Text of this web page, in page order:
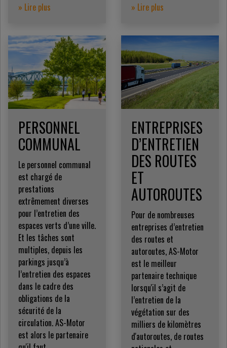
» Lire plus
» Lire plus
PERSONNEL
COMMUNAL
Le personnel communal
est chargé de
prestations
extrêmement diverses
pour l’entretien des
espaces verts d’une ville.
Et les tâches sont
multiples, depuis les
parkings jusqu’à
l’entretien des espaces
dans le cadre des
obligations de la
sécurité de la
circulation. AS-Motor
est alors le partenaire
ENTREPRISES
D’ENTRETIEN
DES ROUTES
ET
AUTOROUTES
Pour de nombreuses
entreprises d’entretien
des routes et
autoroutes, AS-Motor
est le meilleur
partenaire technique
lorsqu'il s’agit de
l’entretien de la
végétation sur des
milliers de kilomètres
d'autoroutes, de routes